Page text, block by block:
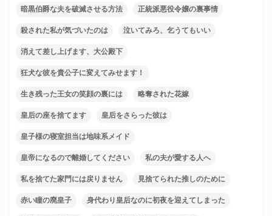
暗黒伯爵な夫を破滅させる方法 正統派悪役令嬢の裏事情
殺された私が気づいたのは 泣いてみろ、乞うてもいい
消えて差し上げます、大公殿下
狂犬な彼を貴公子に変えてみせます！
生き残った王女の笑顔の裏には 略奪された花嫁
皇后の座を捨てます 皇后をさらった彼は
皇子様の寝室担当は地味系メイド
皇帝になるので離婚してください 私の夫が愛する人へ
私を捨てた家門には戻りません 見捨てられた推しのために
赤い瞳の廃皇子 身代わり皇后なのに初夜を迎えてしまった